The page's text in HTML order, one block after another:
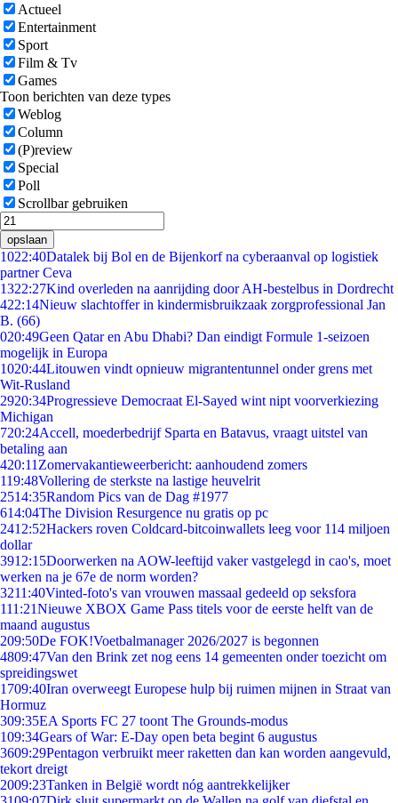
Actueel
Entertainment
Sport
Film & Tv
Games
Toon berichten van deze types
Weblog
Column
(P)review
Special
Poll
Scrollbar gebruiken
opslaan
1022:40Datalek bij Bol en de Bijenkorf na cyberaanval op logistiek
partner Ceva
1322:27Kind overleden na aanrijding door AH-bestelbus in Dordrecht
422:14Nieuw slachtoffer in kindermisbruikzaak zorgprofessional Jan
B. (66)
020:49Geen Qatar en Abu Dhabi? Dan eindigt Formule 1-seizoen
mogelijk in Europa
1020:44Litouwen vindt opnieuw migrantentunnel onder grens met
Wit-Rusland
2920:34Progressieve Democraat El-Sayed wint nipt voorverkiezing
Michigan
720:24Accell, moederbedrijf Sparta en Batavus, vraagt uitstel van
betaling aan
420:11 Zomervakantieweerbericht: aanhoudend zomers
119:48Vollering de sterkste na lastige heuvelrit
2514:35Random Pics van de Dag #1977
614:04The Division Resurgence nu gratis op pc
2412:52Hackers roven Coldcard-bitcoinwallets leeg voor 114 miljoen
dollar
3912:15Doorwerken na AOW-leeftijd vaker vastgelegd in cao's, moet
werken na je 67e de norm worden?
3211:40Vinted-foto's van vrouwen massaal gedeeld op seksfora
111:21Nieuwe XBOX Game Pass titels voor de eerste helft van de
maand augustus
209:50De FOK!Voetbalmanager 2026/2027 is begonnen
4809:47Van den Brink zet nog eens 14 gemeenten onder toezicht om
spreidingswet
1709:40Iran overweegt Europese hulp bij ruimen mijnen in Straat van
Hormuz
309:35EA Sports FC 27 toont The Grounds-modus
109:34Gears of War: E-Day open beta begint 6 augustus
3609:29Pentagon verbruikt meer raketten dan kan worden aangevuld,
tekort dreigt
2009:23Tanken in België wordt nóg aantrekkelijker